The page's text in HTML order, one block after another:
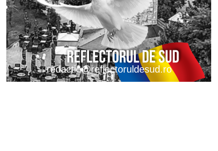
redactie@reflectoruldesud.ro